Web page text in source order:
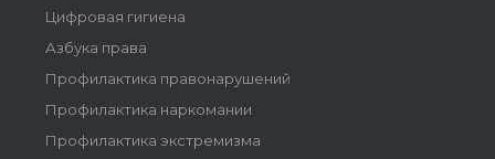
Цифровая гигиена
Азбука права
Профилактика правонарушений
Профилактика наркомании
Профилактика экстремизма